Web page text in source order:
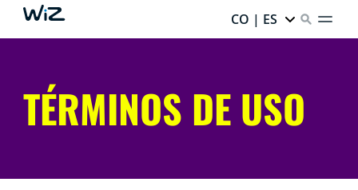
CO | ES
TÉRMINOS DE USO